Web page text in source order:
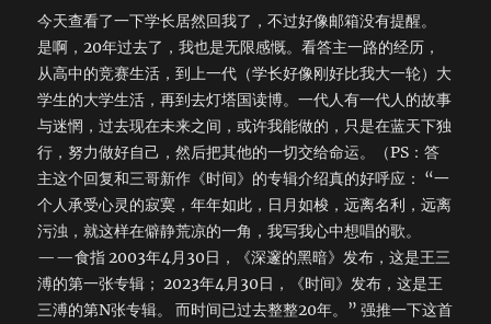
今天查看了一下学长居然回我了，不过好像邮箱没有提醒。
是啊，20年过去了，我也是无限感慨。看答主一路的经历，
从高中的竞赛生活，到上一代（学长好像刚好比我大一轮）大
学生的大学生活，再到去灯塔国读博。一代人有一代人的故事
与迷惘，过去现在未来之间，或许我能做的，只是在蓝天下独
行，努力做好自己，然后把其他的一切交给命运。（PS：答
主这个回复和三哥新作《时间》的专辑介绍真的好呼应： “一
个人承受心灵的寂寞，年年如此，日月如梭，远离名利，远离
污浊，就这样在僻静荒凉的一角，我写我心中想唱的歌。
——食指 2003年4月30日，《深邃的黑暗》发布，这是王三
溥的第一张专辑； 2023年4月30日，《时间》发布，这是王
三溥的第N张专辑。 而时间已过去整整20年。” 强推一下这首